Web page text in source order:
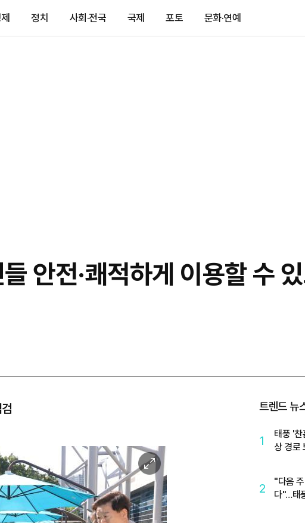
정치 사회·전국 국제 포토 문화·연예
안전·쾌적하게 이용할 수
이
미
지
확
트렌드 뉴
1
태풍 '찬
상 경로
2
"다음
다"…태